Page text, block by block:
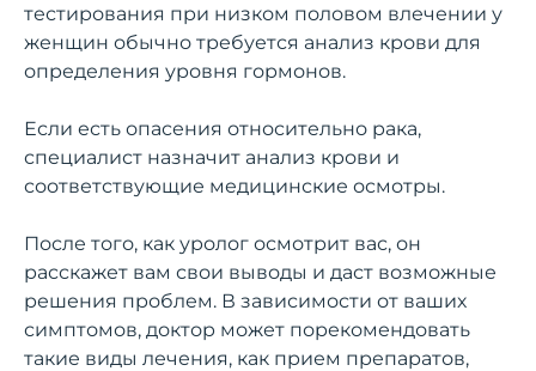
тестирования при низком половом влечении у
женщин обычно требуется анализ крови для
определения уровня гормонов.
Если есть опасения относительно рака,
специалист назначит анализ крови и
соответствующие медицинские осмотры.
После того, как уролог осмотрит вас, он
расскажет вам свои выводы и даст возможные
решения проблем. В зависимости от ваших
симптомов, доктор может порекомендовать
такие виды лечения, как прием препаратов,